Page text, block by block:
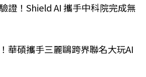
證！Shield AI 攜手中科院完成無
華碩攜手三麗鷗跨界聯名大玩AI